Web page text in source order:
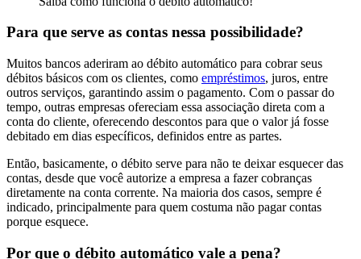
Para que serve as contas nessa possibilidade?
Muitos bancos aderiram ao débito automático para cobrar seus
débitos básicos com os clientes, como empréstimos, juros, entre
outros serviços, garantindo assim o pagamento. Com o passar do
tempo, outras empresas ofereciam essa associação direta com a
conta do cliente, oferecendo descontos para que o valor já fosse
debitado em dias específicos, definidos entre as partes.
Então, basicamente, o débito serve para não te deixar esquecer das
contas, desde que você autorize a empresa a fazer cobranças
diretamente na conta corrente. Na maioria dos casos, sempre é
indicado, principalmente para quem costuma não pagar contas
porque esquece.
Por que o débito automático vale a pena?